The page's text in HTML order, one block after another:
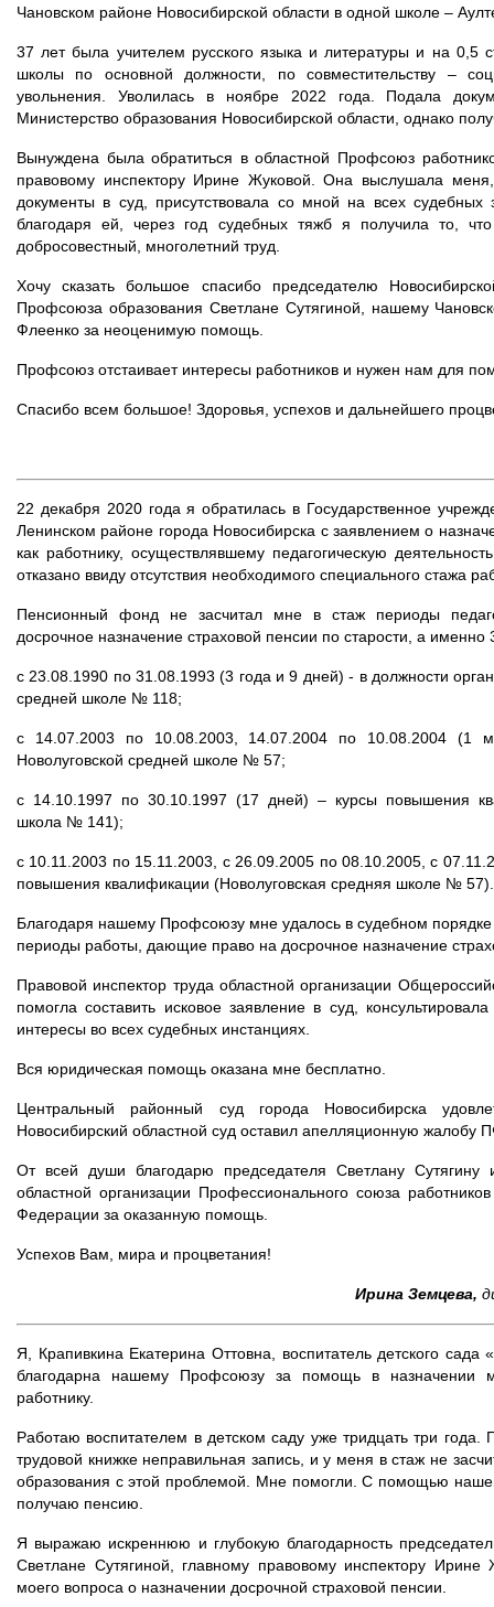
Чановском районе Новосибирской области в одной школе –
37 лет была учителем русского языка и литературы и на 0,5
школы по основной должности, по совместительству –
увольнения. Уволилась в ноябре 2022 года. Подала
Министерство образования Новосибирской области, однако
Вынуждена была обратиться в областной Профсоюз
правовому инспектору Ирине Жуковой. Она выслушала
документы в суд, присутствовала со мной на всех
благодаря ей, через год судебных тяжб я получила то,
добросовестный, многолетний труд.
Хочу сказать большое спасибо председателю
Профсоюза образования Светлане Сутягиной, нашему
Флеенко за неоценимую помощь.
Профсоюз отстаивает интересы работников и нужен нам для
Спасибо всем большое! Здоровья, успехов и дальнейшего
22 декабря 2020 года я обратилась в Государственное
Ленинском районе города Новосибирска с заявлением о
как работнику, осуществлявшему педагогическую
отказано ввиду отсутствия необходимого специального стажа
Пенсионный фонд не засчитал мне в стаж периоды
досрочное назначение страховой пенсии по старости, а
с 23.08.1990 по 31.08.1993 (3 года и 9 дней) - в должности
средней школе № 118;
с 14.07.2003 по 10.08.2003, 14.07.2004 по 10.08.2004 (1
Новолуговской средней школе № 57;
с 14.10.1997 по 30.10.1997 (17 дней) – курсы повышения
школа № 141);
с 10.11.2003 по 15.11.2003, с 26.09.2005 по 08.10.2005, с
повышения квалификации (Новолуговская средняя школе № 57).
Благодаря нашему Профсоюзу мне удалось в судебном порядке
периоды работы, дающие право на досрочное назначение
Правовой инспектор труда областной организации
помогла составить исковое заявление в суд,
интересы во всех судебных инстанциях.
Вся юридическая помощь оказана мне бесплатно.
Центральный районный суд города Новосибирска
Новосибирский областной суд оставил апелляционную жалобу
От всей души благодарю председателя Светлану Сутягину
областной организации Профессионального союза
Федерации за оказанную помощь.
Успехов Вам, мира и процветания!
Ирина Земцева,
Я, Крапивкина Екатерина Оттовна, воспитатель детского
благодарна нашему Профсоюзу за помощь в назначении
работнику.
Работаю воспитателем в детском саду уже тридцать три
трудовой книжке неправильная запись, и у меня в стаж не
образования с этой проблемой. Мне помогли. С помощью
получаю пенсию.
Я выражаю искреннюю и глубокую благодарность
Светлане Сутягиной, главному правовому инспектору
моего вопроса о назначении досрочной страховой пенсии.